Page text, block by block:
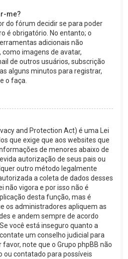
me?
do fórum decidir se para poder
é obrigatório. No entanto; o
adicionais não
imagens de avatar,
de outros usuários, subscrição
alguns minutos para registrar,
o faça.
and Protection Act) é uma Lei
que exige que aos websites que
de menores abaixo de
autorização de seus pais ou
outro método legalmente
a coleta de dados desses
não vigora e por isso não é
desta função, mas é
os administradores apliquem as
e andem sempre de acordo
você está inseguro quanto a
um conselho judicial para
note que o Grupo phpBB não
ou contatado para possíveis